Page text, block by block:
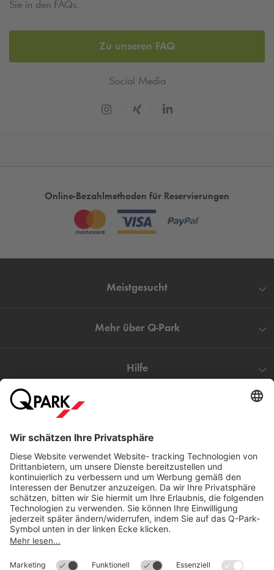
Sie in den FAQs.
Zu unseren FAQ
Social Media
Online-Bezahlmethoden für Reservierungen
Meistgesucht
Mehr über Q-Park
Hilfe
©
Q-ParkDeutschland (2018)